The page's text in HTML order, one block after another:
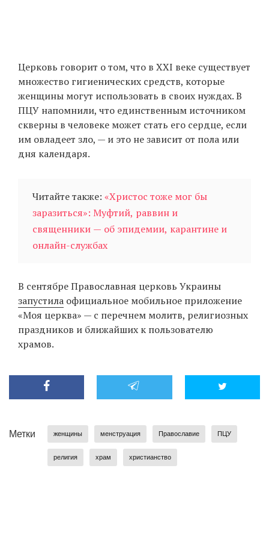
Церковь говорит о том, что в ХХІ веке существует
множество гигиенических средств, которые
женщины могут использовать в своих нуждах. В
ПЦУ напомнили, что единственным источником
скверны в человеке может стать его сердце, если
им овладеет зло, — и это не зависит от пола или
дня календаря.
Читайте также: «Христос тоже мог бы
заразиться»: Муфтий, раввин и
священники — об эпидемии, карантине и
онлайн-службах
В сентябре Православная церковь Украины
запустила официальное мобильное приложение
«Моя церква» — с перечнем молитв, религиозных
праздников и ближайших к пользователю
храмов.
Метки женщины менструация Православие ПЦУ
религия храм христианство